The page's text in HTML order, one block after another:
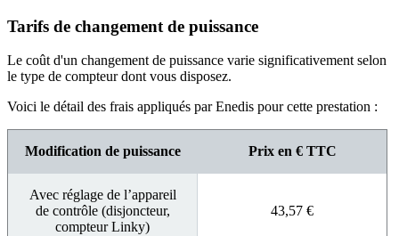
Tarifs de changement de puissance
Le coût d'un changement de puissance varie significativement selon
le type de compteur dont vous disposez.
Voici le détail des frais appliqués par Enedis pour cette prestation :
Modification de puissance Prix en € TTC
Avec réglage de l’appareil
de contrôle (disjoncteur,
compteur Linky)
43,57 €